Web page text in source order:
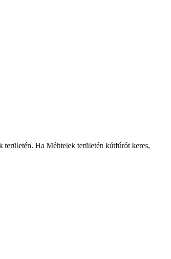
Ha Méhtelek területén kútfúrót keres,